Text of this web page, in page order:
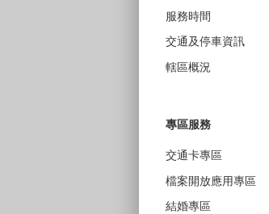
服務時間
交通及停車資訊
轄區概況
專區服務
交通卡專區
檔案開放應用專區
結婚專區